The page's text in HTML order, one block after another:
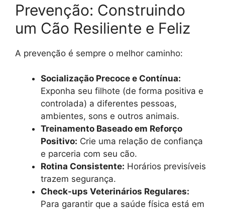
Prevenção: Construindo
um Cão Resiliente e Feliz
A prevenção é sempre o melhor caminho:
Socialização Precoce e Contínua:
Exponha seu filhote (de forma positiva e
controlada) a diferentes pessoas,
ambientes, sons e outros animais.
Treinamento Baseado em Reforço
Positivo: Crie uma relação de confiança
e parceria com seu cão.
Rotina Consistente: Horários previsíveis
trazem segurança.
Check-ups Veterinários Regulares:
Para garantir que a saúde física está em